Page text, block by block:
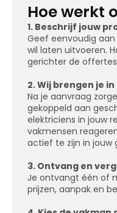
Hoe werkt
1. Beschrijf jouw
Geef eenvoudig
wil laten uitvoeren.
gerichter de offertes
2. Wij brengen je
Na je aanvraag
gekoppeld aan
elektriciens in jouw
vakmensen
actief te zijn in jouw
3. Ontvang en
Je ontvangt één of
prijzen, aanpak en